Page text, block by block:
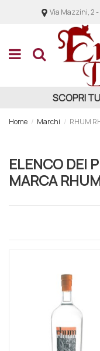
Via Mazzini, 2
SCOPRI
Home Marchi RHUM
ELENCO DEI
MARCA